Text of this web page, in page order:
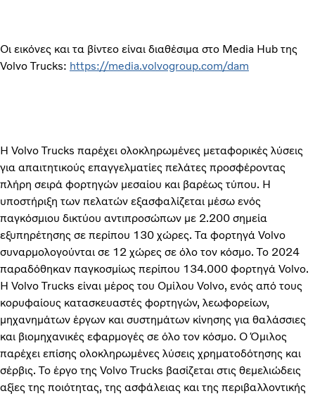
Οι εικόνες και τα βίντεο είναι διαθέσιμα στο Media Hub της
Volvo Trucks: https://media.volvogroup.com/dam
Η Volvo Trucks παρέχει ολοκληρωμένες μεταφορικές λύσεις
για απαιτητικούς επαγγελματίες πελάτες προσφέροντας
πλήρη σειρά φορτηγών μεσαίου και βαρέως τύπου. Η
υποστήριξη των πελατών εξασφαλίζεται μέσω ενός
παγκόσμιου δικτύου αντιπροσώπων με 2.200 σημεία
εξυπηρέτησης σε περίπου 130 χώρες. Τα φορτηγά Volvo
συναρμολογούνται σε 12 χώρες σε όλο τον κόσμο. Το 2024
παραδόθηκαν παγκοσμίως περίπου 134.000 φορτηγά Volvo.
Η Volvo Trucks είναι μέρος του Ομίλου Volvo, ενός από τους
κορυφαίους κατασκευαστές φορτηγών, λεωφορείων,
μηχανημάτων έργων και συστημάτων κίνησης για θαλάσσιες
και βιομηχανικές εφαρμογές σε όλο τον κόσμο. Ο Όμιλος
παρέχει επίσης ολοκληρωμένες λύσεις χρηματοδότησης και
σέρβις. Το έργο της Volvo Trucks βασίζεται στις θεμελιώδεις
αξίες της ποιότητας, της ασφάλειας και της περιβαλλοντικής